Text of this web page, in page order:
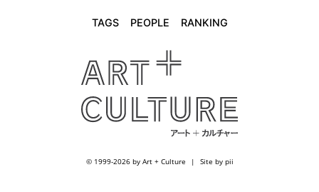
TAGS PEOPLE RANKING
© 1999-2026 by Art + Culture Site by pii